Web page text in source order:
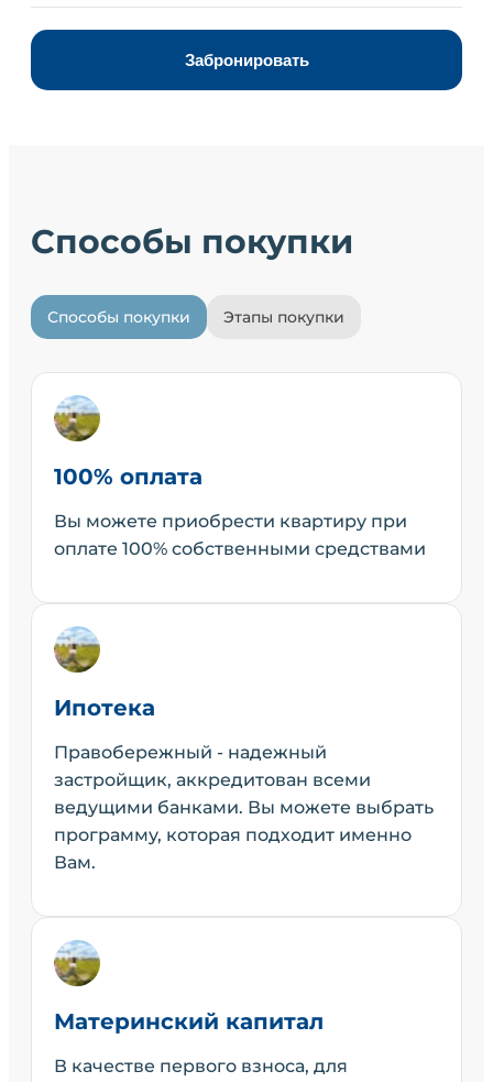
Забронировать
Способы покупки
Способы покупки Этапы покупки
100% оплата
Вы можете приобрести квартиру при
оплате 100% собственными средствами
Ипотека
Правобережный - надежный
застройщик, аккредитован всеми
ведущими банками. Вы можете выбрать
программу, которая подходит именно
Вам.
Материнский капитал
В качестве первого взноса, для